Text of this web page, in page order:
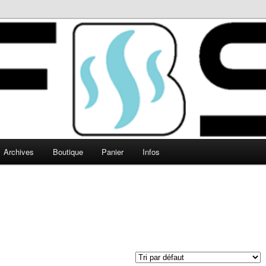
Archives Boutique Panier Infos